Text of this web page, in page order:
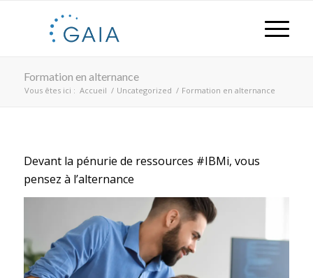
Formation en alternance
Vous êtes ici : Accueil / Uncategorized / Formation en alternance
Devant la pénurie de ressources #IBMi, vous
pensez à l’alternance